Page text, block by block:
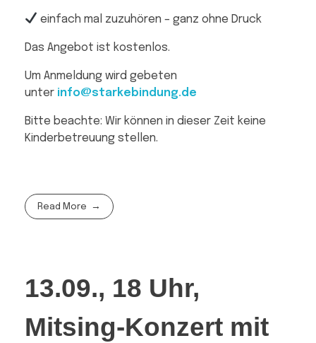
einfach mal zuzuhören – ganz ohne Druck
Das Angebot ist kostenlos.
Um Anmeldung wird gebeten
unter info@starkebindung.de
Bitte beachte: Wir können in dieser Zeit keine
Kinderbetreuung stellen.
Read More
13.09., 18 Uhr,
Mitsing-Konzert mit